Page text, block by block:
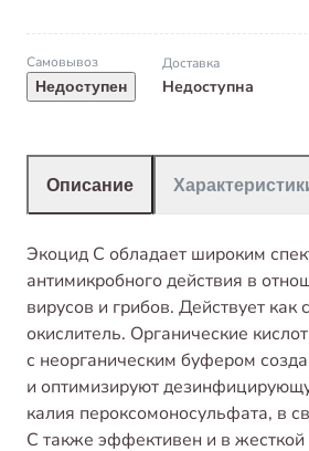
Самовывоз
Недоступен
Доставка
Недоступна
Описание
Экоцид С обладает широким
антимикробного действия в
вирусов и грибов. Действует как
окислитель. Органические
с неорганическим буфером
и оптимизируют
калия пероксомоносульфата, в
С также эффективен и в жесткой